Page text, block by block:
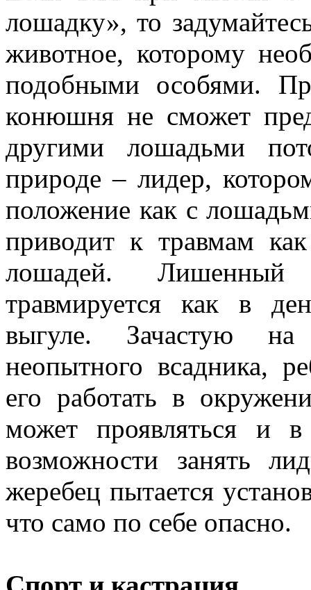
лошадку», то
животное, которому
подобными особями.
конюшня не сможет
другими лошадьми
природе – лидер,
положение как с
приводит к травмам
лошадей.
травмируется как в
выгуле. Зачастую на
неопытного всадника,
его работать в
может проявляться и
возможности занять
жеребец пытается
что само по себе опасно.